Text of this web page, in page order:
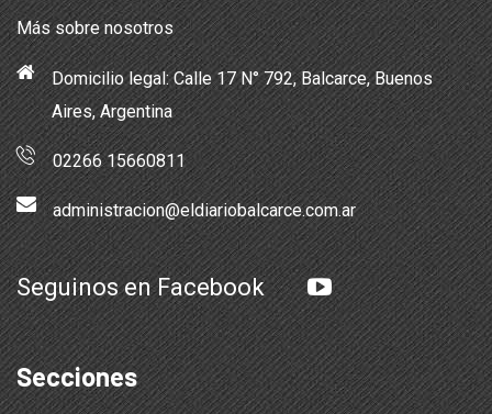
Más sobre nosotros
Domicilio legal: Calle 17 N° 792, Balcarce, Buenos
Aires, Argentina
02266 15660811
administracion@eldiariobalcarce.com.ar
Seguinos en Facebook
Secciones